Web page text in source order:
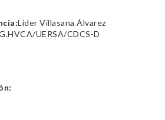
Lider Villasana Álvarez
UERSA/CDCS-D